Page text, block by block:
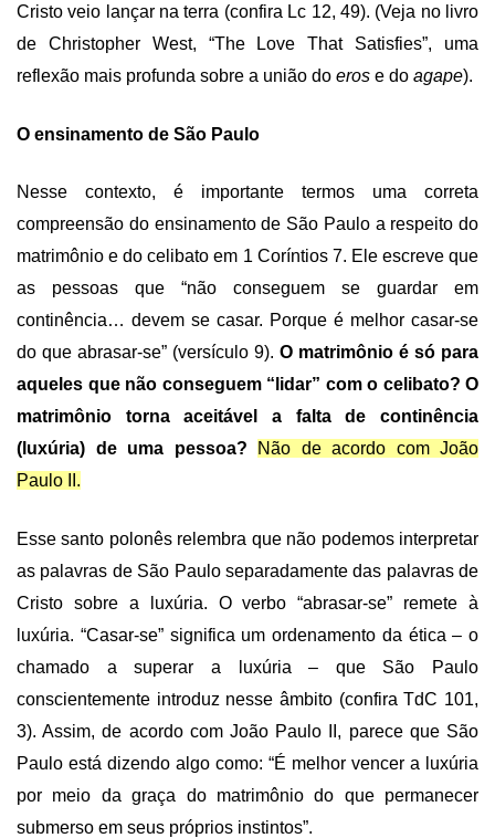
Cristo veio lançar na terra (confira Lc 12, 49). (Veja no livro
de Christopher West, “The Love That Satisfies”, uma
reflexão mais profunda sobre a união do eros e do agape).
O ensinamento de São Paulo
Nesse contexto, é importante termos uma correta
compreensão do ensinamento de São Paulo a respeito do
matrimônio e do celibato em 1 Coríntios 7. Ele escreve que
as pessoas que “não conseguem se guardar em
continência… devem se casar. Porque é melhor casar-se
do que abrasar-se” (versículo 9). O matrimônio é só para
aqueles que não conseguem “lidar” com o celibato? O
matrimônio torna aceitável a falta de continência
(luxúria) de uma pessoa?
Não de acordo com João
Paulo II.
Esse santo polonês relembra que não podemos interpretar
as palavras de São Paulo separadamente das palavras de
Cristo sobre a luxúria. O verbo “abrasar-se” remete à
luxúria. “Casar-se” significa um ordenamento da ética – o
chamado a superar a luxúria – que São Paulo
conscientemente introduz nesse âmbito (confira TdC 101,
3). Assim, de acordo com João Paulo II, parece que São
Paulo está dizendo algo como: “É melhor vencer a luxúria
por meio da graça do matrimônio do que permanecer
submerso em seus próprios instintos”.